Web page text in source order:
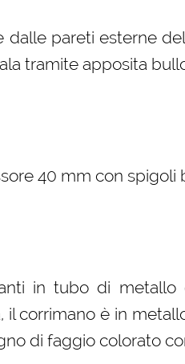
pareti esterne
tramite apposita
40 mm con spigoli
in tubo di
il corrimano è in
di faggio colorato